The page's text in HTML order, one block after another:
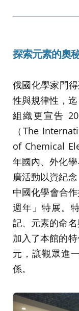
探索元素的奧
俄國化學家門
性與規律性，
組織更宣告
（The
of Chemical
年國內、外化
廣活動以資紀
中國化學會合
週年」特展。
記、元素的命
加入了本館的
元，讓觀眾進
係。